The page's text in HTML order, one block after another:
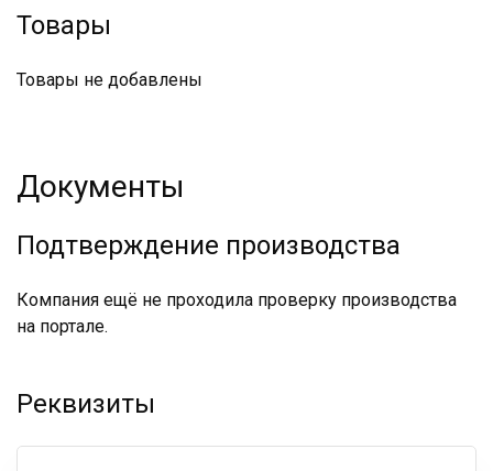
Товары
Товары не добавлены
Документы
Подтверждение производства
Компания ещё не проходила проверку производства
на портале.
Реквизиты